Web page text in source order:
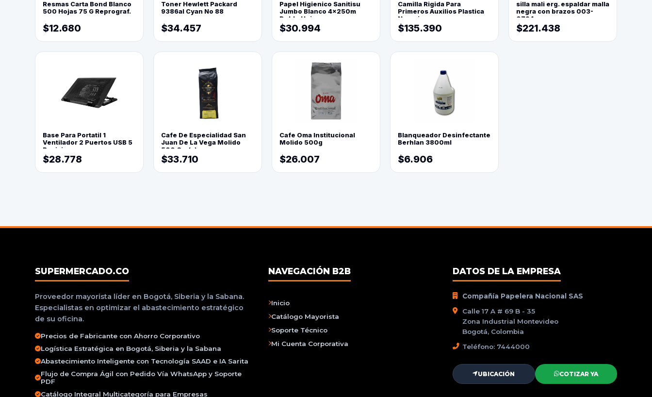
Resmas Carta Bond Blanco
500 Hojas 75 G Reprograf.
$12.680
Toner Hewlett Packard
9386al Cyan No 88
$34.457
Papel Higienico Sanitisu
Jumbo Blanco 4x250m
Doble Hoja
$30.994
Camilla Rigida Para
Primeros Auxilios Plastica
Naranja
$135.390
silla mali erg. espaldar malla
negra con brazos 003-
0794
$221.438
Base Para Portatil 1
Ventilador 2 Puertos USB 5
Posiciones
$28.778
Cafe De Especialidad San
Juan De La Vega Molido
500 Grs(=)
$33.710
Cafe Oma Institucional
Molido 500g
$26.007
Blanqueador Desinfectante
Berhlan 3800ml
$6.906
SUPERMERCADO.CO
Proveedor mayorista líder en Bogotá, Siberia y la Sabana.
Especialistas en optimizar el abastecimiento estratégico
de su oficina.
Precios de Fabricante con Ahorro Corporativo
Logística Estratégica en Bogotá, Siberia y la Sabana
Abastecimiento Inteligente con Tecnología SAAD e IA Sarita
Flujo de Compra Ágil con Pedido Vía WhatsApp y Soporte
PDF
Catálogo Integral Multicategoría para Empresas
NAVEGACIÓN B2B
Inicio
Catálogo Mayorista
Soporte Técnico
Mi Cuenta Corporativa
DATOS DE LA EMPRESA
Compañía Papelera Nacional SAS
Calle 17 A # 69 B - 35
Zona Industrial Montevideo
Bogotá, Colombia
Teléfono: 7444000
UBICACIÓN COTIZAR YA